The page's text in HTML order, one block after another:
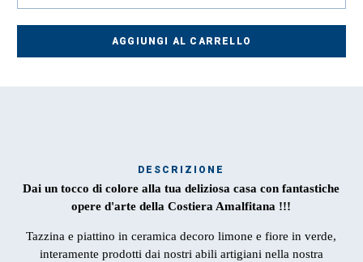
AGGIUNGI AL CARRELLO
DESCRIZIONE
Dai un tocco di colore alla tua deliziosa casa con fantastiche
opere d'arte della Costiera Amalfitana !!!
Tazzina e piattino in ceramica decoro limone e fiore in verde,
interamente prodotti dai nostri abili artigiani nella nostra